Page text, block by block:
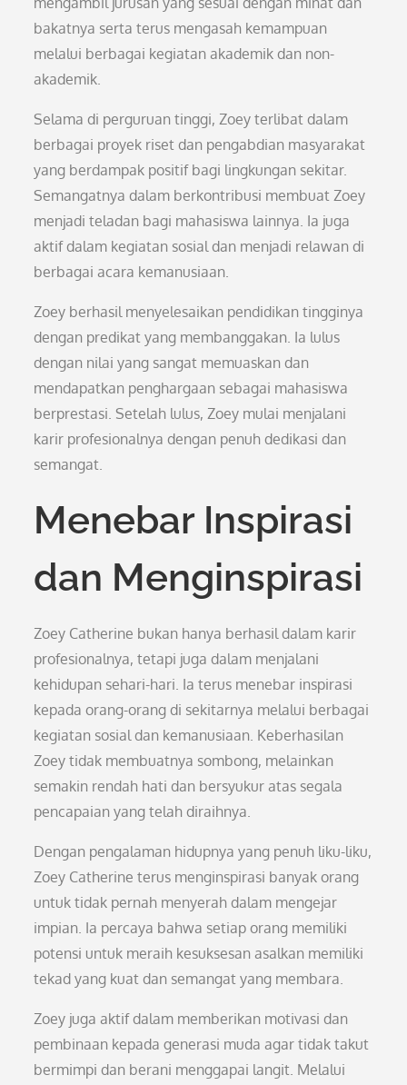
bakatnya serta terus mengasah kemampuan
melalui berbagai kegiatan akademik dan non-
akademik.
Selama di perguruan tinggi, Zoey terlibat dalam
berbagai proyek riset dan pengabdian masyarakat
yang berdampak positif bagi lingkungan sekitar.
Semangatnya dalam berkontribusi membuat Zoey
menjadi teladan bagi mahasiswa lainnya. Ia juga
aktif dalam kegiatan sosial dan menjadi relawan di
berbagai acara kemanusiaan.
Zoey berhasil menyelesaikan pendidikan tingginya
dengan predikat yang membanggakan. Ia lulus
dengan nilai yang sangat memuaskan dan
mendapatkan penghargaan sebagai mahasiswa
berprestasi. Setelah lulus, Zoey mulai menjalani
karir profesionalnya dengan penuh dedikasi dan
semangat.
Menebar Inspirasi
dan Menginspirasi
Zoey Catherine bukan hanya berhasil dalam karir
profesionalnya, tetapi juga dalam menjalani
kehidupan sehari-hari. Ia terus menebar inspirasi
kepada orang-orang di sekitarnya melalui berbagai
kegiatan sosial dan kemanusiaan. Keberhasilan
Zoey tidak membuatnya sombong, melainkan
semakin rendah hati dan bersyukur atas segala
pencapaian yang telah diraihnya.
Dengan pengalaman hidupnya yang penuh liku-liku,
Zoey Catherine terus menginspirasi banyak orang
untuk tidak pernah menyerah dalam mengejar
impian. Ia percaya bahwa setiap orang memiliki
potensi untuk meraih kesuksesan asalkan memiliki
tekad yang kuat dan semangat yang membara.
Zoey juga aktif dalam memberikan motivasi dan
pembinaan kepada generasi muda agar tidak takut
bermimpi dan berani menggapai langit. Melalui